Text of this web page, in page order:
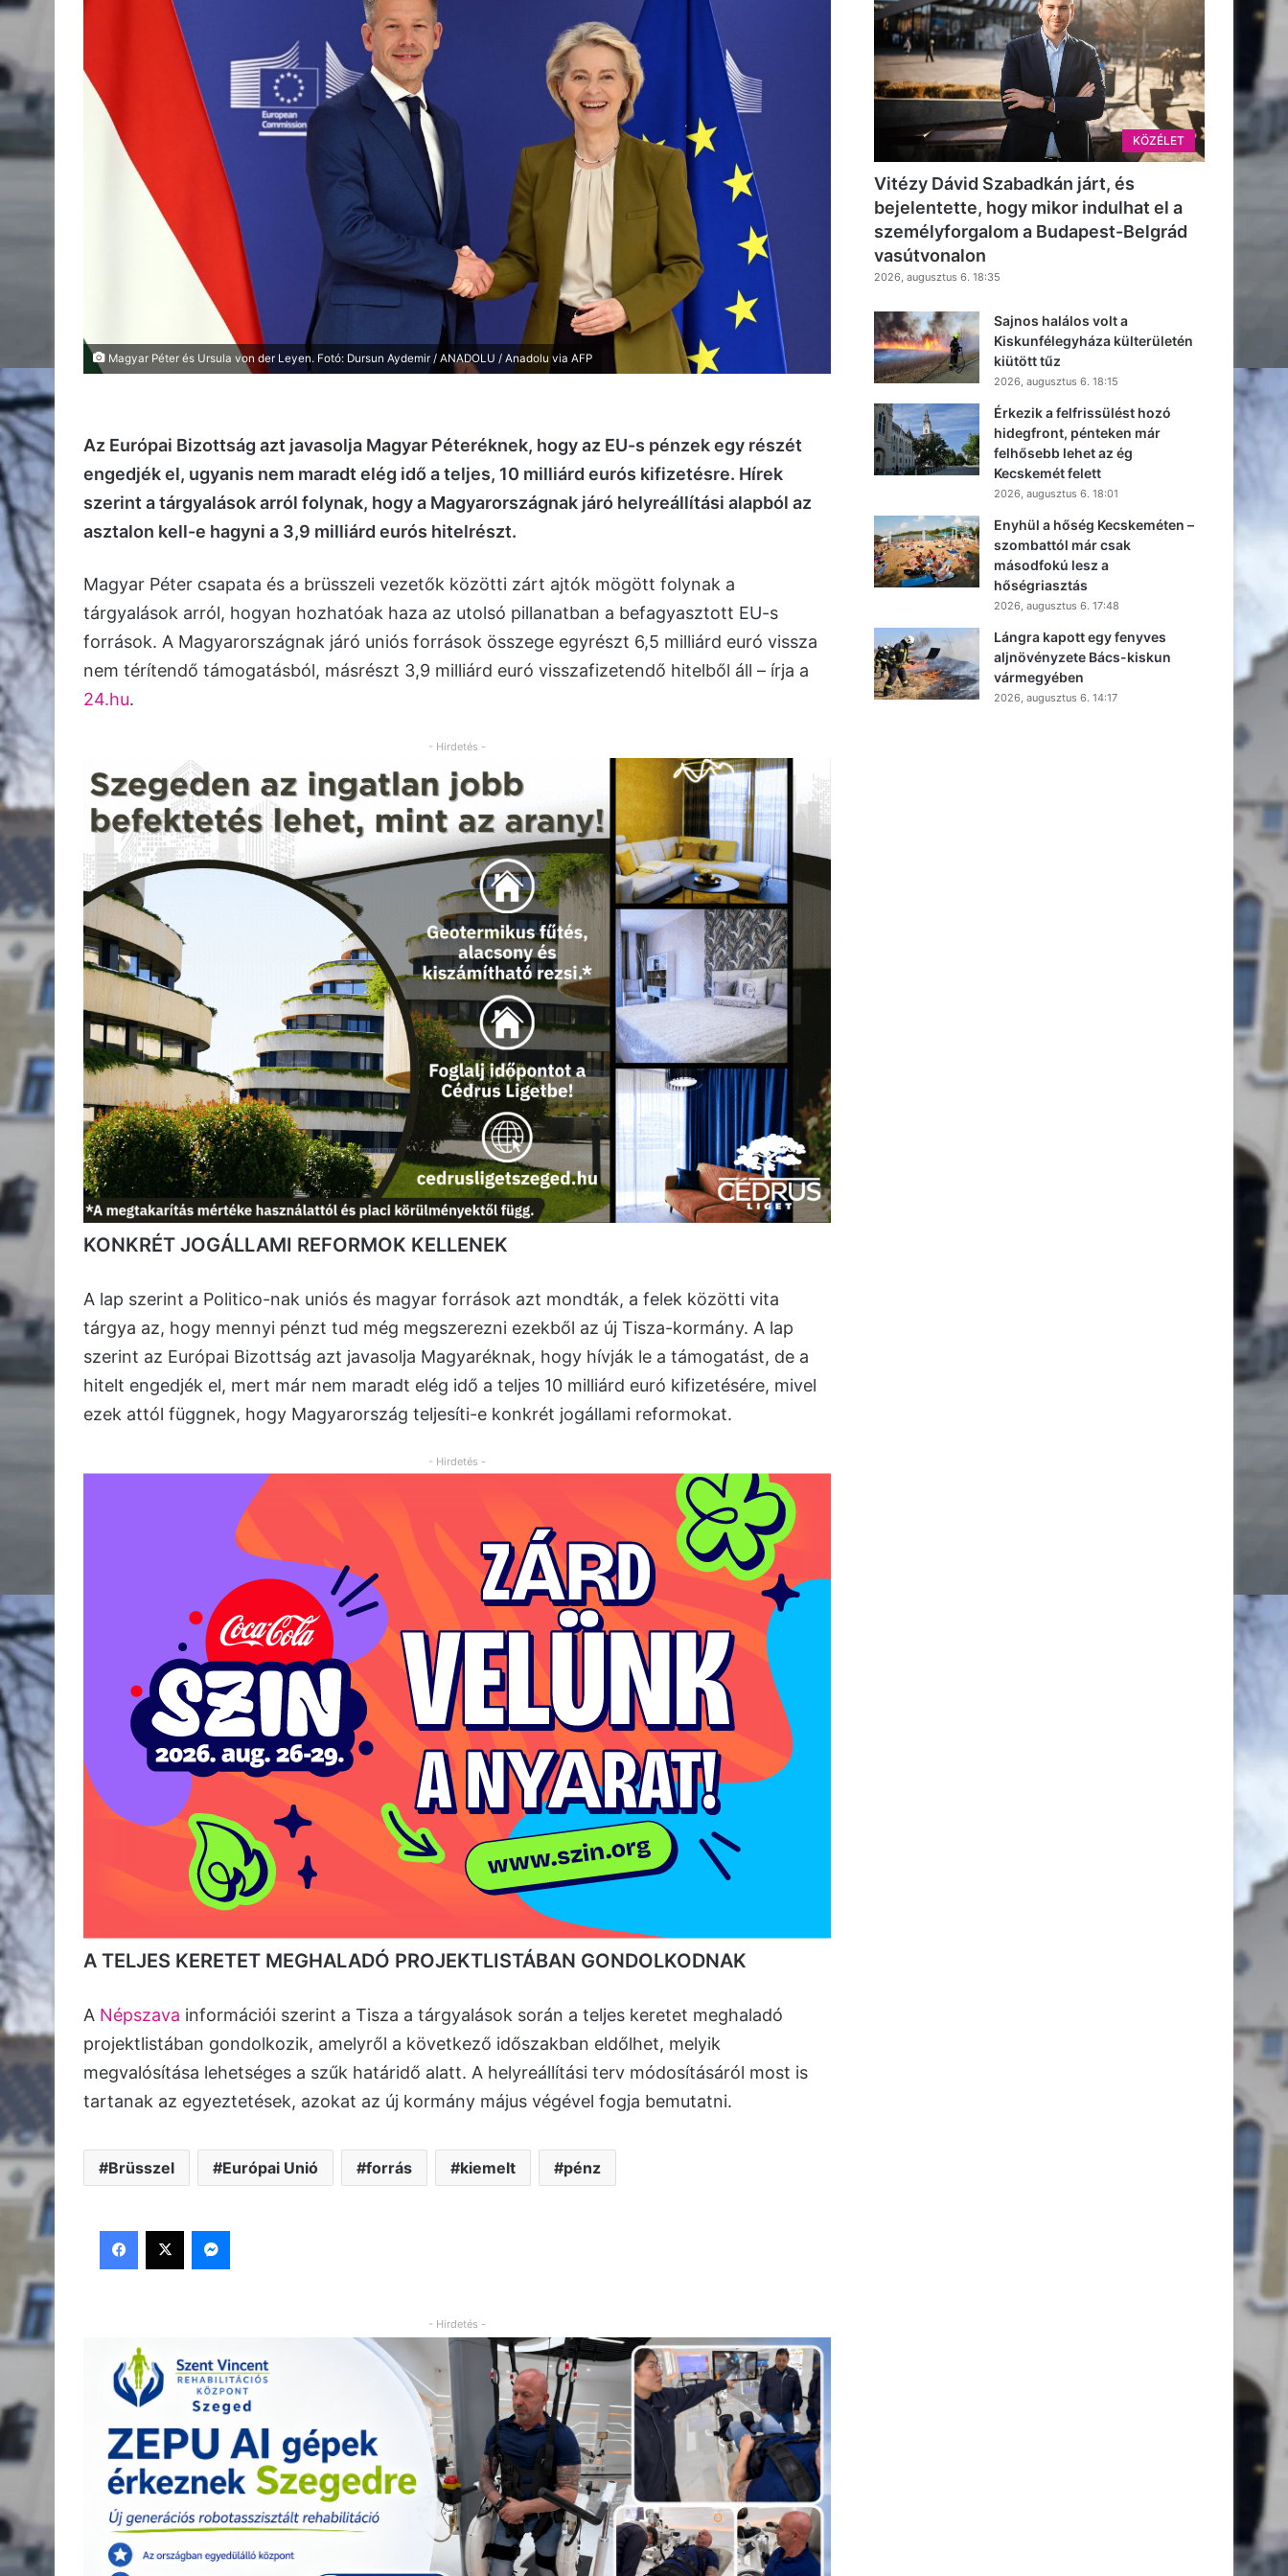
Magyar Péter és Ursula von der Leyen. Fotó: Dursun Aydemir / ANADOLU / Anadolu via AFP
Az Európai Bizottság azt javasolja Magyar Péteréknek, hogy az EU-s pénzek egy részét
engedjék el, ugyanis nem maradt elég idő a teljes, 10 milliárd eurós kifizetésre. Hírek
szerint a tárgyalások arról folynak, hogy a Magyarországnak járó helyreállítási alapból az
asztalon kell-e hagyni a 3,9 milliárd eurós hitelrészt.
Magyar Péter csapata és a brüsszeli vezetők közötti zárt ajtók mögött folynak a
tárgyalások arról, hogyan hozhatóak haza az utolsó pillanatban a befagyasztott EU-s
források. A Magyarországnak járó uniós források összege egyrészt 6,5 milliárd euró vissza
nem térítendő támogatásból, másrészt 3,9 milliárd euró visszafizetendő hitelből áll – írja a
24.hu.
- Hirdetés -
KONKRÉT JOGÁLLAMI REFORMOK KELLENEK
A lap szerint a Politico-nak uniós és magyar források azt mondták, a felek közötti vita
tárgya az, hogy mennyi pénzt tud még megszerezni ezekből az új Tisza-kormány. A lap
szerint az Európai Bizottság azt javasolja Magyaréknak, hogy hívják le a támogatást, de a
hitelt engedjék el, mert már nem maradt elég idő a teljes 10 milliárd euró kifizetésére, mivel
ezek attól függnek, hogy Magyarország teljesíti-e konkrét jogállami reformokat.
- Hirdetés -
A TELJES KERETET MEGHALADÓ PROJEKTLISTÁBAN GONDOLKODNAK
A Népszava információi szerint a Tisza a tárgyalások során a teljes keretet meghaladó
projektlistában gondolkozik, amelyről a következő időszakban eldőlhet, melyik
megvalósítása lehetséges a szűk határidő alatt. A helyreállítási terv módosításáról most is
tartanak az egyeztetések, azokat az új kormány május végével fogja bemutatni.
Brüsszel Európai Unió forrás kiemelt pénz
Facebook
X Messenger
- Hirdetés -
KÖZÉLET
Vitézy Dávid Szabadkán járt, és
bejelentette, hogy mikor indulhat el a
személyforgalom a Budapest-Belgrád
vasútvonalon
2026, augusztus 6. 18:35
Sajnos halálos volt a
Kiskunfélegyháza külterületén
kiütött tűz
2026, augusztus 6. 18:15
Érkezik a felfrissülést hozó
hidegfront, pénteken már
felhősebb lehet az ég
Kecskemét felett
2026, augusztus 6. 18:01
Enyhül a hőség Kecskeméten –
szombattól már csak
másodfokú lesz a
hőségriasztás
2026, augusztus 6. 17:48
Lángra kapott egy fenyves
aljnövényzete Bács-kiskun
vármegyében
2026, augusztus 6. 14:17